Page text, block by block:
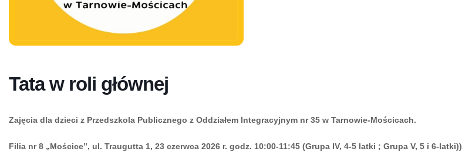
Tata w roli głównej
Zajęcia dla dzieci z Przedszkola Publicznego z Oddziałem Integracyjnym nr 35 w Tarnowie-Mościcach.
Filia nr 8 „Mościce”, ul. Traugutta 1, 23 czerwca 2026 r. godz. 10:00-11:45 (Grupa IV, 4-5 latki ; Grupa V, 5 i 6-latki))